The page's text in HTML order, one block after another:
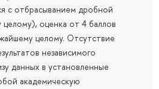
с отбрасыванием дробной
целому), оценка от 4 баллов
целому. Отсутствие
независимого
данных в установленные
академическую